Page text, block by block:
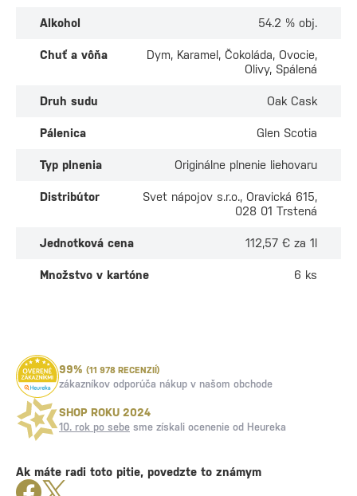
Alkohol 54.2 % obj.
Chuť a vôňa
Dym, Karamel, Čokoláda, Ovocie,
Olivy, Spálená
Druh sudu Oak Cask
Pálenica Glen Scotia
Typ plnenia Originálne plnenie liehovaru
Distribútor
Svet nápojov s.r.o., Oravická 615,
028 01 Trstená
Jednotková cena 112,57 € za 1l
Množstvo v kartóne 6 ks
99% (11 978 RECENZIÍ)
zákazníkov odporúča nákup v našom obchode
SHOP ROKU 2024
10. rok po sebe sme získali ocenenie od Heureka
Ak máte radi toto pitie, povedzte to známym